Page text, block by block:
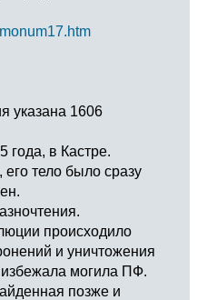
указана 1606
года, в Кастре.
тело было сразу
происходило
и уничтожения
могила ПФ.
позже и